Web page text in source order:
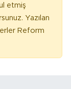
etmiş
Yazılan
Reform